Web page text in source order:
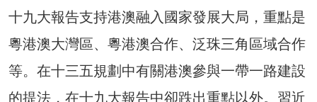
十九大報告支持港澳融入國家發展大局，重點是
粵港澳大灣區、粵港澳合作、泛珠三角區域合作
等。在十三五規劃中有關港澳參與一帶一路建設
的提法，在十九大報告中卻跌出重點以外。習近